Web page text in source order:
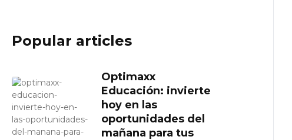
Popular articles
Optimaxx
Educación: invierte
hoy en las
oportunidades del
mañana para tus